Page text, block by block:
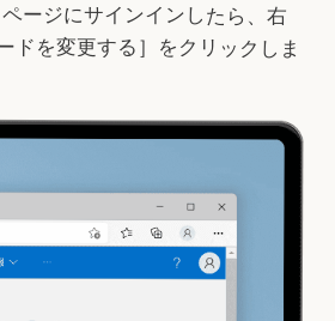
ージにサインインしたら、右
ドを変更する］をクリックしま